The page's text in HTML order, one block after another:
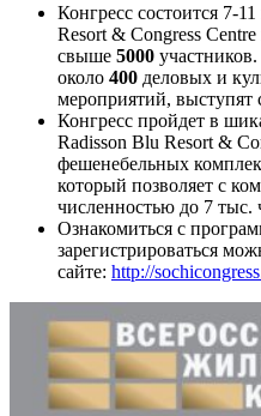
Конгресс состоится 7-
Resort & Congress Centre
свыше 5000
около 400 деловых и
мероприятий, выступят
Конгресс пройдет в
Radisson Blu Resort &
фешенебельных
который позволяет с
численностью до 7 тыс.
Ознакомиться с
зарегистрироваться
сайте: http://